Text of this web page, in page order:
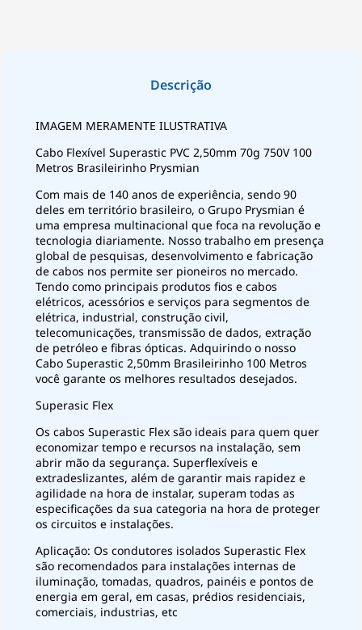
IMAGEM MERAMENTE ILUSTRATIVA
Cabo Flexível Superastic PVC 2,50mm 70g 750V 100
Metros Brasileirinho Prysmian
Com mais de 140 anos de experiência, sendo 90
deles em território brasileiro, o Grupo Prysmian é
uma empresa multinacional que foca na revolução e
tecnologia diariamente. Nosso trabalho em presença
global de pesquisas, desenvolvimento e fabricação
de cabos nos permite ser pioneiros no mercado.
Tendo como principais produtos fios e cabos
elétricos, acessórios e serviços para segmentos de
elétrica, industrial, construção civil,
telecomunicações, transmissão de dados, extração
de petróleo e fibras ópticas. Adquirindo o nosso
Cabo Superastic 2,50mm Brasileirinho 100 Metros
você garante os melhores resultados desejados.
Superasic Flex
Os cabos Superastic Flex são ideais para quem quer
economizar tempo e recursos na instalação, sem
abrir mão da segurança. Superflexíveis e
extradeslizantes, além de garantir mais rapidez e
agilidade na hora de instalar, superam todas as
especificações da sua categoria na hora de proteger
os circuitos e instalações.
Aplicação: Os condutores isolados Superastic Flex
são recomendados para instalações internas de
iluminação, tomadas, quadros, painéis e pontos de
energia em geral, em casas, prédios residenciais,
comerciais, industrias, etc